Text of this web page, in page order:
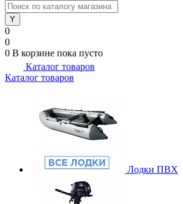
0
0
0 В корзине пока пусто
Каталог товаров
Каталог товаров
Лодки ПВХ